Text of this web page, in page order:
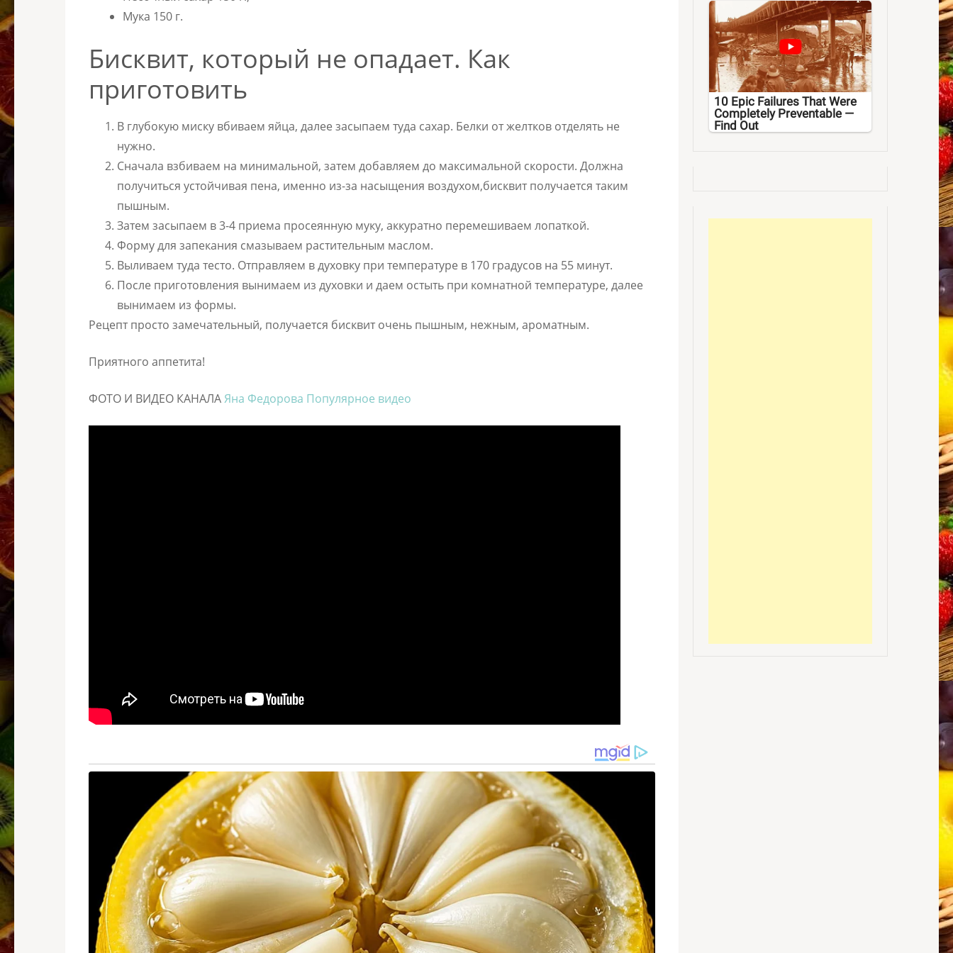
Мука 150 г.
Бисквит, который не опадает. Как
приготовить
В глубокую миску вбиваем яйца, далее засыпаем туда сахар. Белки от желтков отделять не
нужно.
Сначала взбиваем на минимальной, затем добавляем до максимальной скорости. Должна
получиться устойчивая пена, именно из-за насыщения воздухом,бисквит получается таким
пышным.
Затем засыпаем в 3-4 приема просеянную муку, аккуратно перемешиваем лопаткой.
Форму для запекания смазываем растительным маслом.
Выливаем туда тесто. Отправляем в духовку при температуре в 170 градусов на 55 минут.
После приготовления вынимаем из духовки и даем остыть при комнатной температуре, далее
вынимаем из формы.
Рецепт просто замечательный, получается бисквит очень пышным, нежным, ароматным.
Приятного аппетита!
ФОТО И ВИДЕО КАНАЛАЯна Федорова Популярное видео
10 Epic Failures That Were
Completely Preventable —
Find Out